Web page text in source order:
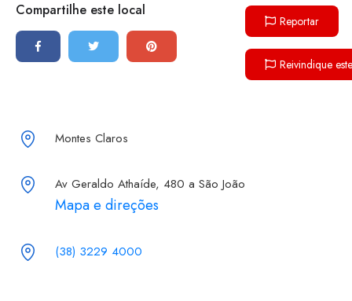
Compartilhe este local
Reportar
Reivindique
Montes Claros
Av Geraldo Athaíde, 480 a São João
Mapa e direções
(38) 3229 4000